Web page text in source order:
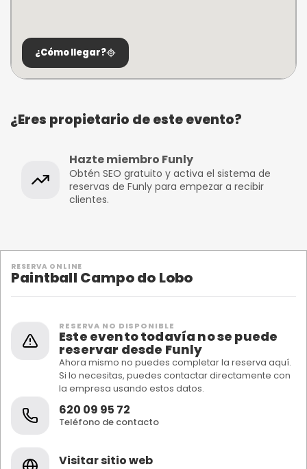
¿Cómo llegar?
¿Eres propietario de este evento?
Hazte miembro Funly
Obtén SEO gratuito y activa el sistema de
reservas de Funly para empezar a recibir
clientes.
RESERVA ONLINE
Paintball Campo do Lobo
RESERVA NO DISPONIBLE
Este evento todavía no se puede
reservar desde Funly
Ahora mismo no puedes completar la reserva aquí.
Si lo necesitas, puedes contactar directamente con
la empresa usando estos datos.
620 09 95 72
Teléfono de contacto
Visitar sitio web